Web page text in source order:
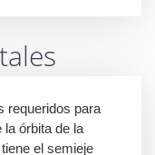
requeridos para
órbita de la
el semieje